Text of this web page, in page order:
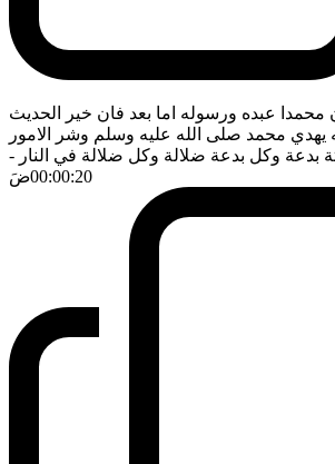
محمدا عبده ورسوله اما بعد فان خير الحديث
يهدي محمد صلى الله عليه وسلم وشر الامور
بدعة وكل بدعة ضلالة وكل ضلالة في النار -
00:00:20ضَ